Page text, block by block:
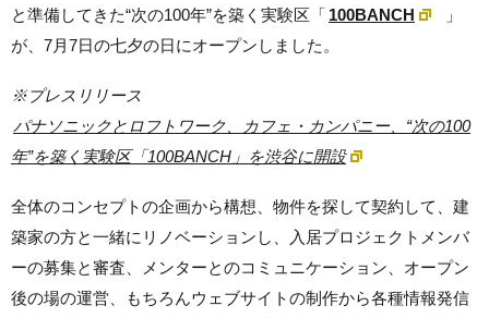
と準備してきた“次の100年”を築く実験区「 100BANCH
」
が、7月7日の七夕の日にオープンしました。
※プレスリリース
パナソニックとロフトワーク、カフェ・カンパニー、“次の100
年”を築く実験区「100BANCH」を渋谷に開設
全体のコンセプトの企画から構想、物件を探して契約して、建
築家の方と一緒にリノベーションし、入居プロジェクトメンバ
ーの募集と審査、メンターとのコミュニケーション、オープン
後の場の運営、もちろんウェブサイトの制作から各種情報発信